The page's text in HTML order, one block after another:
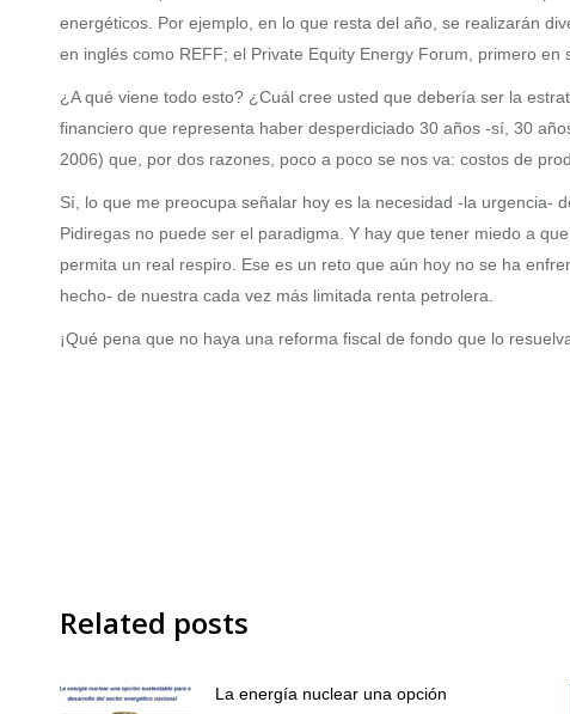
energéticos. Por ejemplo, en lo que resta del año, se realizarán
en inglés como REFF; el Private Equity Energy Forum, primero
¿A qué viene todo esto? ¿Cuál cree usted que debería ser la
financiero que representa haber desperdiciado 30 años -sí, 30
2006) que, por dos razones, poco a poco se nos va: costos de
Sí, lo que me preocupa señalar hoy es la necesidad -la urgencia-
Pidiregas no puede ser el paradigma. Y hay que tener miedo a
permita un real respiro. Ese es un reto que aún hoy no se ha
hecho- de nuestra cada vez más limitada renta petrolera.
¡Qué pena que no haya una reforma fiscal de fondo que lo
Related posts
La energía nuclear una opción